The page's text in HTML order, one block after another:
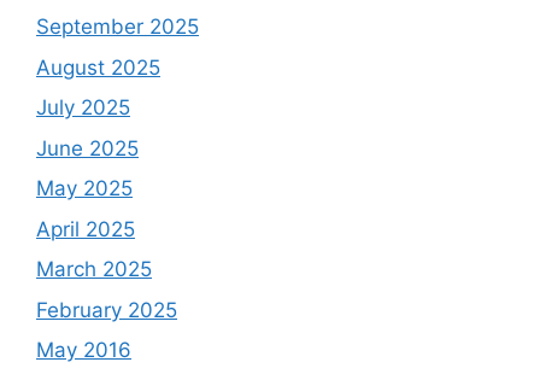
September 2025
August 2025
July 2025
June 2025
May 2025
April 2025
March 2025
February 2025
May 2016